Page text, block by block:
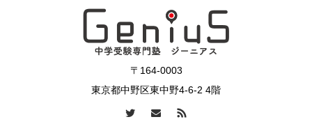
〒164-0003
東京都中野区東中野4-6-2 4階